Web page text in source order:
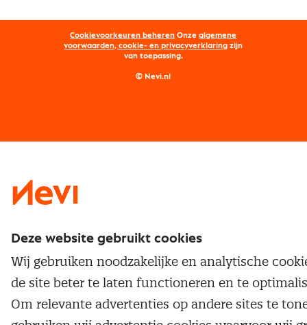
Word lid van Nevi
Nevi PMI®
Onderhandelen
Opleidingen
Maatwerk
Cookievoorkeuren beheren Onzealgemene
voorwaarden, cookie- en privacyverklaring zijn
van toepassing.
© Nevi.nl
Deze website gebruikt cookies
Wij gebruiken noodzakelijke en analytische
de site beter te laten functioneren en te
Om relevante advertenties op andere sites te